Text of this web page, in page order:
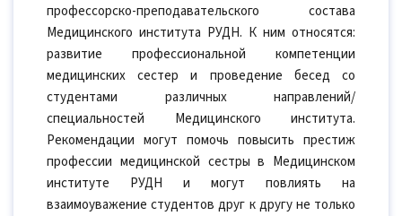
профессорско-преподавательского состава
Медицинского института РУДН. К ним относятся:
развитие профессиональной компетенции
медицинских сестер и проведение бесед со
студентами различных направлений/
специальностей Медицинского института.
Рекомендации могут помочь повысить престиж
профессии медицинской сестры в Медицинском
институте РУДН и могут повлиять на
взаимоуважение студентов друг к другу не только